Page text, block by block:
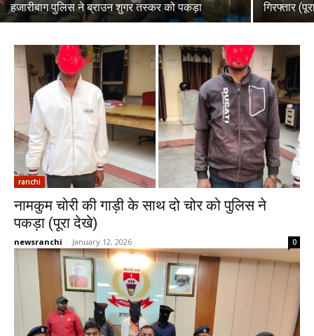
हजारीबाग पुलिस ने ब्राउन शुगर तस्कर को पकड़ा
गिरफ्तार
ranchi
नामकुम चोरी की गाड़ी के साथ दो चोर को पुलिस ने
पकड़ा (पूरा देखे)
newsranchi - January 12, 2026 0